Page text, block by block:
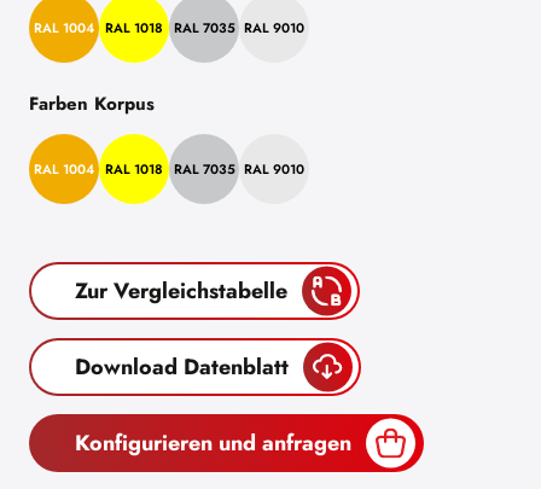
RAL 1004 RAL 1018 RAL 7035 RAL 9010
Farben Korpus
RAL 1004 RAL 1018 RAL 7035 RAL 9010
Zur Vergleichstabelle
Download Datenblatt
Konfigurieren und anfragen